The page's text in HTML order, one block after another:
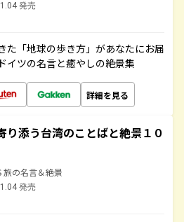
発売
た「地球の歩き方」があなたにお届
イツの名言と癒やしの絶景集
詳細を見る
り添う台湾のことばと絶景１０
旅の名言＆絶景
発売